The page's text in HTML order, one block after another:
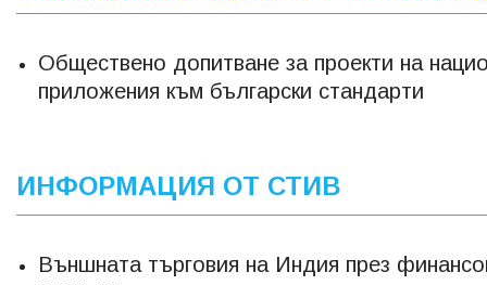
Обществено допитване за проекти на
приложения към български стандарти
ИНФОРМАЦИЯ ОТ СТИВ
Външната търговия на Индия през